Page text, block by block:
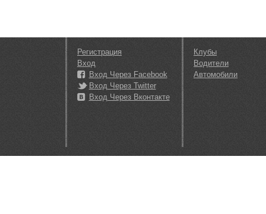
Регистрация
Вход
Вход Через Facebook
Вход Через Twitter
Вход Через Вконтакте
Клубы
Водители
Автомобили